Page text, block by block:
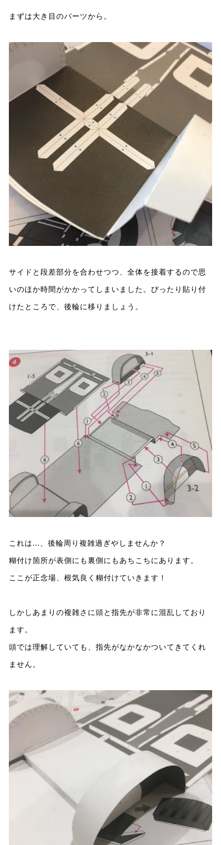
まずは大き目のパーツから。
サイドと段差部分を合わせつつ、全体を接着するので思
いのほか時間がかかってしまいました。ぴったり貼り付
けたところで、後輪に移りましょう。
これは...、後輪周り複雑過ぎやしませんか？
糊付け箇所が表側にも裏側にもあちこちにあります。
ここが正念場、根気良く糊付けていきます！
しかしあまりの複雑さに頭と指先が非常に混乱しており
ます。
頭では理解していても、指先がなかなかついてきてくれ
ません。